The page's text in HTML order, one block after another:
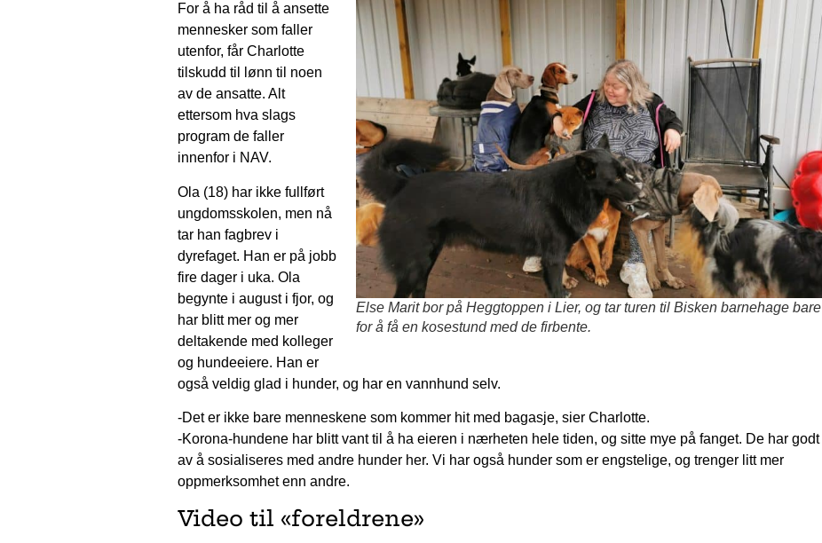
Else Marit bor på Heggtoppen i Lier, og tar turen til Bisken barnehage bare
for å få en kosestund med de firbente.
For å ha råd til å ansette
mennesker som faller
utenfor, får Charlotte
tilskudd til lønn til noen
av de ansatte. Alt
ettersom hva slags
program de faller
innenfor i NAV.
Ola (18) har ikke fullført
ungdomsskolen, men nå
tar han fagbrev i
dyrefaget. Han er på jobb
fire dager i uka. Ola
begynte i august i fjor, og
har blitt mer og mer
deltakende med kolleger
og hundeeiere. Han er
også veldig glad i hunder, og har en vannhund selv.
-Det er ikke bare menneskene som kommer hit med bagasje, sier Charlotte.
-Korona-hundene har blitt vant til å ha eieren i nærheten hele tiden, og sitte mye på fanget. De har godt
av å sosialiseres med andre hunder her. Vi har også hunder som er engstelige, og trenger litt mer
oppmerksomhet enn andre.
Video til «foreldrene»